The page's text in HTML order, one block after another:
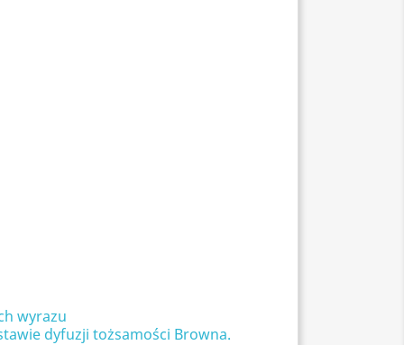
wyrazu
dyfuzji tożsamości Browna.